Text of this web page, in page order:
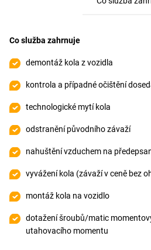
Co služba zahrnuje
demontáž kola z vozidla
kontrola a případné očištění
technologické mytí kola
odstranění původního závaží
nahuštění vzduchem na
vyvážení kola (závaží v ceně bez
montáž kola na vozidlo
dotažení šroubů/matic
utahovacího momentu